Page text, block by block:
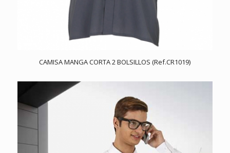
CAMISA MANGA CORTA 2 BOLSILLOS (Ref.CR1019)